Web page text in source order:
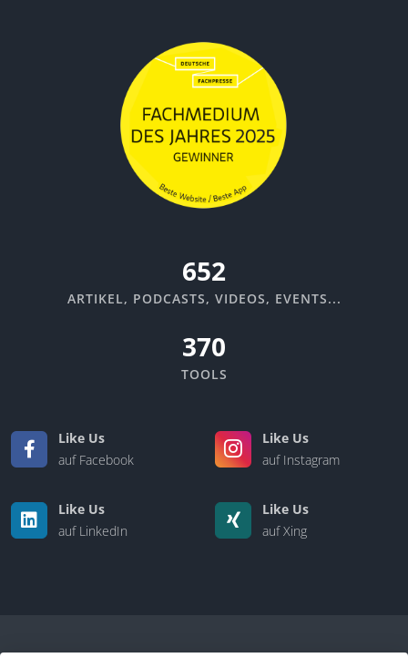
670
ARTIKEL, PODCASTS, VIDEOS, EVENTS...
370
TOOLS
Like Us
auf Facebook
Like Us
auf Instagram
Like Us
auf LinkedIn
Like Us
auf Xing